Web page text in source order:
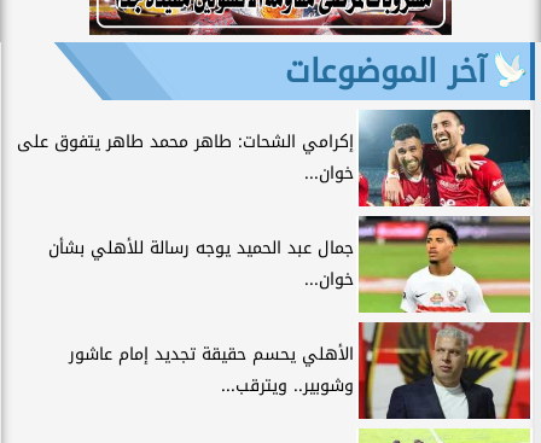
آخر الموضوعات
إكرامي الشحات: طاهر محمد طاهر يتفوق على
خوان...
جمال عبد الحميد يوجه رسالة للأهلي بشأن
خوان...
الأهلي يحسم حقيقة تجديد إمام عاشور
وشوبير.. ويترقب...